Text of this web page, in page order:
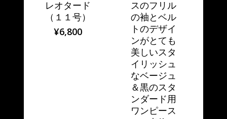
レオタード
（１１号）
¥6,800
スのフリル
の袖とベル
トのデザイ
ンがとても
美しいスタ
イリッシュ
なベージュ
＆黒のスタ
ンダード用
ワンピース